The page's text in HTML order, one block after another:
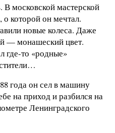
В московской мастерской
которой он мечтал.
новые колеса. Даже
— монашеский цвет.
где-то «родные»
года он сел в машину
на приход и разбился на
Ленинградского